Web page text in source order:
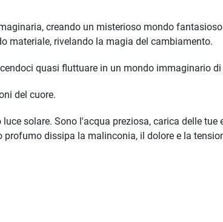
creando un misterioso mondo
materiale, rivelando la magia del cambiamento.
quasi fluttuare in un mondo immaginario di
del cuore.
solare. Sono l'acqua preziosa, carica delle tue
dissipa la malinconia, il dolore e la